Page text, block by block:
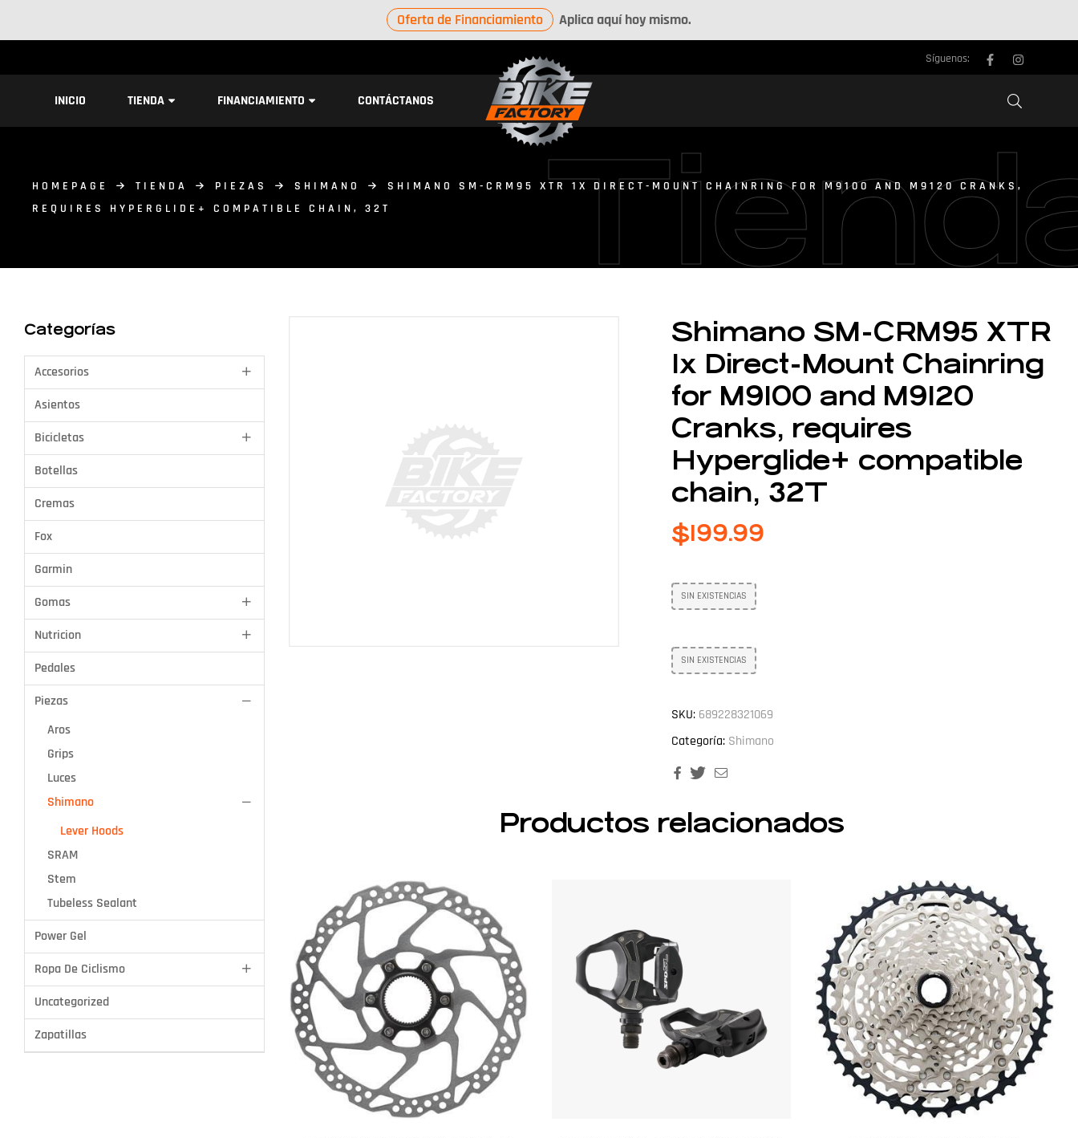
Oferta de Financiamiento Aplica aquí hoy mismo.
Síguenos:
INICIO TIENDA
Aros
Grips
Luces
Shimano
FINANCIAMIENTO CONTÁCTANOS
HOMEPAGE TIENDA PIEZAS SHIMANO
SHIMANO SM-CRM95 XTR 1X DIRECT-MOUNT CHAINRING FOR M9100 AND M9120 CRANKS,
REQUIRES HYPERGLIDE+ COMPATIBLE CHAIN, 32T
Shimano SM-CRM95 XTR
1x Direct-Mount Chainring
for M9100 and M9120
Cranks, requires
Hyperglide+ compatible
chain, 32T
$199.99
SIN EXISTENCIAS
SIN EXISTENCIAS
SKU: 689228321069
Categoría: Shimano
FacebookTwitter
Productos relacionados
Categorías
Accesorios
Asientos
Bicicletas
Botellas
Cremas
Fox
Garmin
Gomas
Nutricion
Pedales
Piezas
Aros
Grips
Luces
Shimano
Lever Hoods
SRAM
Stem
Tubeless Sealant
Power Gel
Ropa De Ciclismo
Uncategorized
Zapatillas